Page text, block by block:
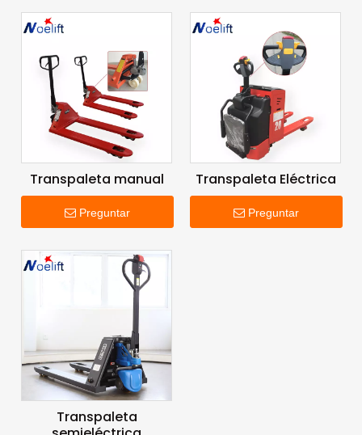
Transpaleta manual
Preguntar
Transpaleta Eléctrica
Preguntar
Transpaleta